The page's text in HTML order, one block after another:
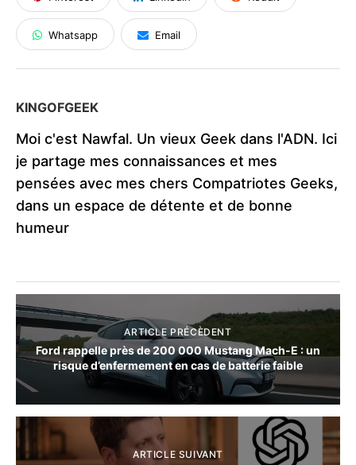
Whatsapp Email
KINGOFGEEK
Moi c'est Nawfal. Un vieux Geek dans l'ADN. Ici
je partage mes connaissances et mes
pensées avec mes chers Compatriotes Geeks,
dans un espace de détente et de bonne
humeur
ARTICLE PRÉCÈDENT
Ford rappelle près de 200 000 Mustang Mach-E : un
risque d’enfermement en cas de batterie faible
ARTICLE SUIVANT